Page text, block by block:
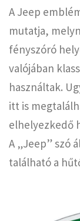
A Jeep
mutatja,
fényszóró
valójában
használtak.
itt is
elhelyezkedő
A „Jeep” szó
található a